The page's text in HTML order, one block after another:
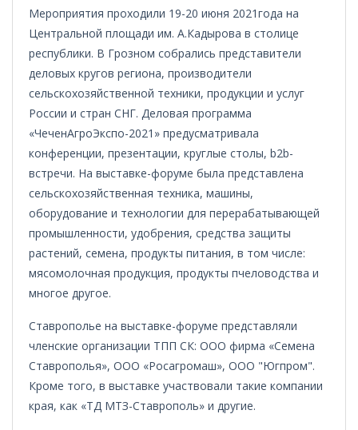
Мероприятия проходили 19-20 июня 2021года на
Центральной площади им. А.Кадырова в столице
республики. В Грозном собрались представители
деловых кругов региона, производители
сельскохозяйственной техники, продукции и услуг
России и стран СНГ. Деловая программа
«ЧеченАгроЭкспо-2021» предусматривала
конференции, презентации, круглые столы, b2b-
встречи. На выставке-форуме была представлена
сельскохозяйственная техника, машины,
оборудование и технологии для перерабатывающей
промышленности, удобрения, средства защиты
растений, семена, продукты питания, в том числе:
мясомолочная продукция, продукты пчеловодства и
многое другое.
Ставрополье на выставке-форуме представляли
членские организации ТПП СК: ООО фирма «Семена
Ставрополья», ООО «Росагромаш», ООО "Югпром".
Кроме того, в выставке участвовали такие компании
края, как «ТД МТЗ-Ставрополь» и другие.